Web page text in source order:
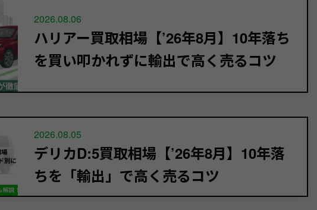
2026.08.06
ハリアー買取相場【’26年8月】10年落ち
を買い叩かれずに輸出で高く売るコツ
2026.08.05
デリカD:5買取相場【’26年8月】10年落
ちを「輸出」で高く売るコツ